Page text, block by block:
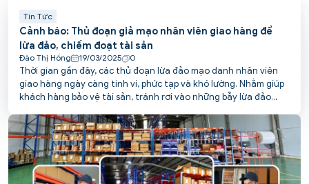
Tin Tức
Cảnh báo: Thủ đoạn giả mạo nhân viên giao hàng để
lừa đảo, chiếm đoạt tài sản
Đào Thị Hồng 19/03/2025 0
Thời gian gần đây, các thủ đoạn lừa đảo mạo danh nhân viên
giao hàng ngày càng tinh vi, phức tạp và khó lường. Nhằm giúp
khách hàng bảo vệ tài sản, tránh rơi vào những bẫy lừa đảo
ra khuyến cáo cụ thể.